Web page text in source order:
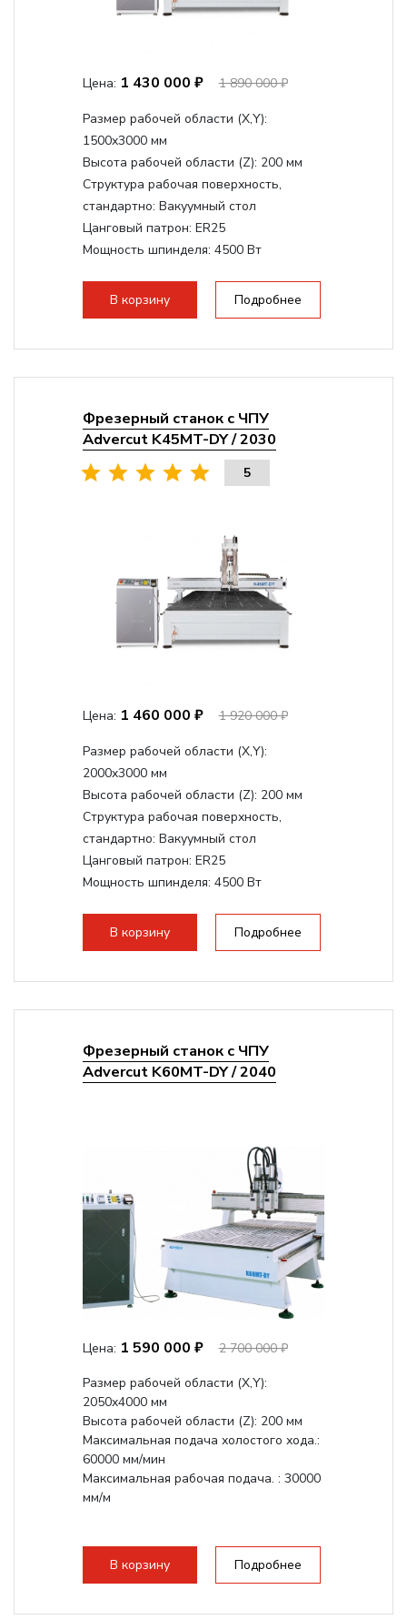
Цена: 1 430 000 ₽ 1 890 000 ₽
Размер рабочей области (Х,Y):
1500x3000 мм
Высота рабочей области (Z): 200 мм
Структура рабочая поверхность,
стандартно: Вакуумный стол
Цанговый патрон: ER25
Мощность шпинделя: 4500 Вт
Мощность инвертора:
10500 Вт
В корзину Подробнее
Фрезерный станок с ЧПУ
Advercut K45MT-DY / 2030
5
Цена: 1 460 000 ₽ 1 920 000 ₽
Размер рабочей области (Х,Y):
2000x3000 мм
Высота рабочей области (Z): 200 мм
Структура рабочая поверхность,
стандартно: Вакуумный стол
Цанговый патрон: ER25
Мощность шпинделя: 4500 Вт
Мощность инвертора:
10500 Вт
В корзину Подробнее
Фрезерный станок с ЧПУ
Advercut K60MT-DY / 2040
Цена: 1 590 000 ₽
2 700 000 ₽
Размер рабочей области (Х,Y):
2050x4000 мм
Высота рабочей области (Z): 200 мм
Максимальная подача холостого хода.:
60000 мм/мин
Максимальная рабочая подача. : 30000
мм/м
В корзину Подробнее